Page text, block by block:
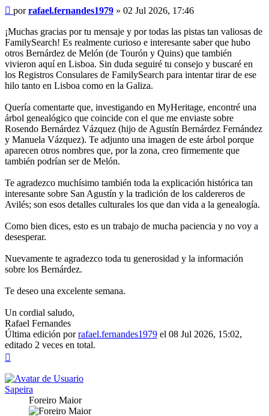
Mensaje
porrafael.fernandes1979 » 02 Jul 2026, 17:46
¡Muchas gracias por tu mensaje y por todas las pistas tan valiosas de
FamilySearch! Es realmente curioso e interesante saber que hubo
otros Bernárdez de Melón (de Tourón y Quins) que también
vivieron aquí en Lisboa. Sin duda seguiré tu consejo y buscaré en
los Registros Consulares de FamilySearch para intentar tirar de ese
hilo tanto en Lisboa como en la Galiza.
Quería comentarte que, investigando en MyHeritage, encontré una
árbol genealógico que coincide con el que me enviaste sobre
Rosendo Bernárdez Vázquez (hijo de Agustín Bernárdez Fernández
y Manuela Vázquez). Te adjunto una imagen de este árbol porque
aparecen otros nombres que, por la zona, creo firmemente que
también podrían ser de Melón.
Te agradezco muchísimo también toda la explicación histórica tan
interesante sobre San Agustín y la tradición de los caldereros de
Avilés; son esos detalles culturales los que dan vida a la genealogía.
Como bien dices, esto es un trabajo de mucha paciencia y no voy a
desesperar.
Nuevamente te agradezco toda tu generosidad y la información
sobre los Bernárdez.
Te deseo una excelente semana.
Un cordial saludo,
Rafael Fernandes
Última edición porrafael.fernandes1979 el 08 Jul 2026, 15:02,
editado 2 veces en total.
Sapeira
Foreiro Maior